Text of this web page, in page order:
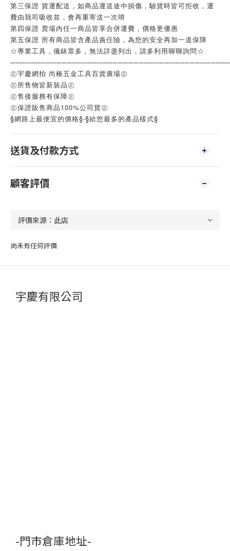
第三保證 貨運配送，如商品運送途中損傷，驗貨時皆可拒收，運
費由我司吸收並，會再重寄送一次唷
第四保證 賣場內任一商品皆享合併運費，價格更優惠
第五保證 所有商品皆含產品責任險，為您的安全再加一道保障
☆專業工具，儀錶眾多，無法詳盡列出，請多利用聊聊詢問☆
㊣宇慶網拍 尚椿五金工具百貨廣場㊣
㊣所售物皆新裝品㊣
㊣售後服務有保障㊣
㊣保證販售商品100%公司貨㊣
§網路上最便宜的價格§‧§給您最多的產品樣式§
送貨及付款方式
顧客評價
尚未有任何評價
宇慶有限公司
-門市倉庫地址-